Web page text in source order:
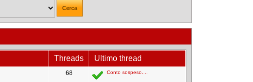
Threads Ultimo thread
68 Conto sospeso....